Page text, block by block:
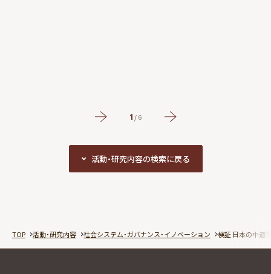
1 / 6
活動・研究内容の検索に戻る
活動・研究内容の検索に戻る
TOP 活動・研究内容 社会システム・ガバナンス・イノベーション 検証 日本の中道